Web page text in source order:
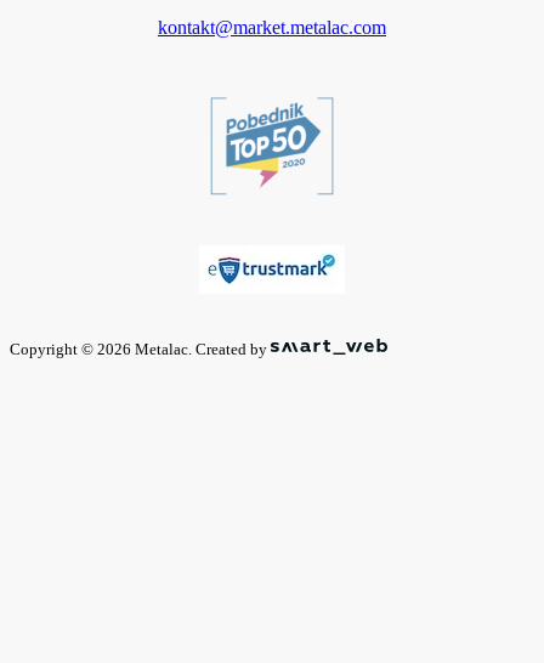
kontakt@market.metalac.com
Copyright © 2026 Metalac. Created by